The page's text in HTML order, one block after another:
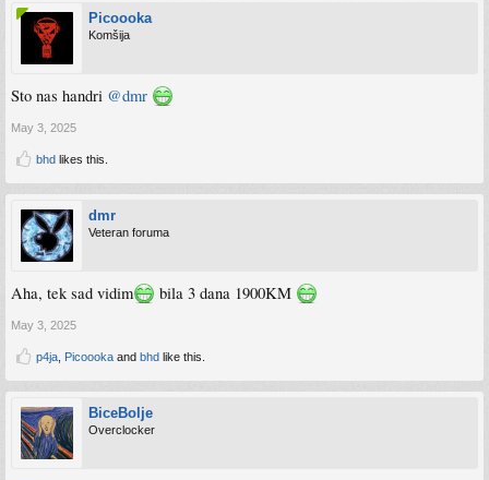
Picoooka
Komšija
Sto nas handri @dmr
May 3, 2025
bhd likes this.
dmr
Veteran foruma
Aha, tek sad vidim bila 3 dana 1900KM
May 3, 2025
p4ja Picoooka and bhd like this.
BiceBolje
Overclocker